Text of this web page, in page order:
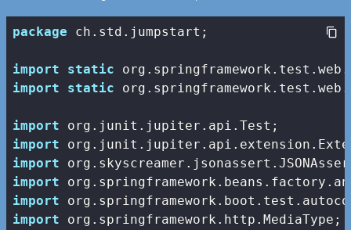
package ch.std.jumpstart;
import
static
import
static
import
import
import
import
import
import